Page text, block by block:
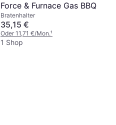
Force & Furnace Gas BBQ
Bratenhalter
35,15 €
Oder 11,71 €/Mon.¹
1 Shop